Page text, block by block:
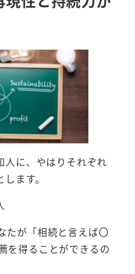
人に、やはりそれぞれ
ます。
たが「相続と言えば〇
を得ることができるの